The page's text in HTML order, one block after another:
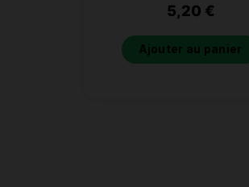
5,20 €
Ajouter au panier